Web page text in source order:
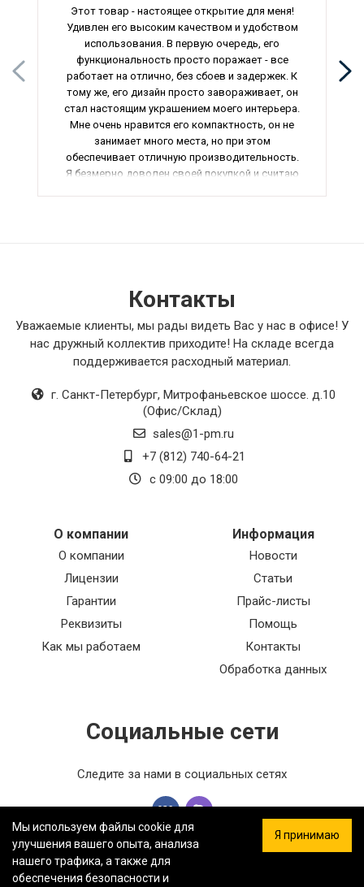
Этот товар - настоящее открытие для меня!
Удивлен его высоким качеством и удобством
использования. В первую очередь, его
функциональность просто поражает - все
работает на отлично, без сбоев и задержек. К
тому же, его дизайн просто завораживает, он
стал настоящим украшением моего интерьера.
Мне очень нравится его компактность, он не
занимает много места, но при этом
обеспечивает отличную производительность.
Я безмерно доволен своей покупкой и считаю
Контакты
Уважаемые клиенты, мы рады видеть Вас у нас в офисе! У
нас дружный коллектив приходите! На складе всегда
поддерживается расходный материал.
г. Санкт-Петербург, Митрофаньевское шоссе. д.10
(Офис/Склад)
sales@1-pm.ru
+7 (812) 740-64-21
с 09:00 до 18:00
О компании
О компании
Лицензии
Гарантии
Реквизиты
Как мы работаем
Информация
Новости
Статьи
Прайс-листы
Помощь
Контакты
Обработка данных
Социальные сети
Следите за нами в социальных сетях
Мы используем файлы cookie для
улучшения вашего опыта, анализа
нашего трафика, а также для
обеспечения безопасности и
Я принимаю